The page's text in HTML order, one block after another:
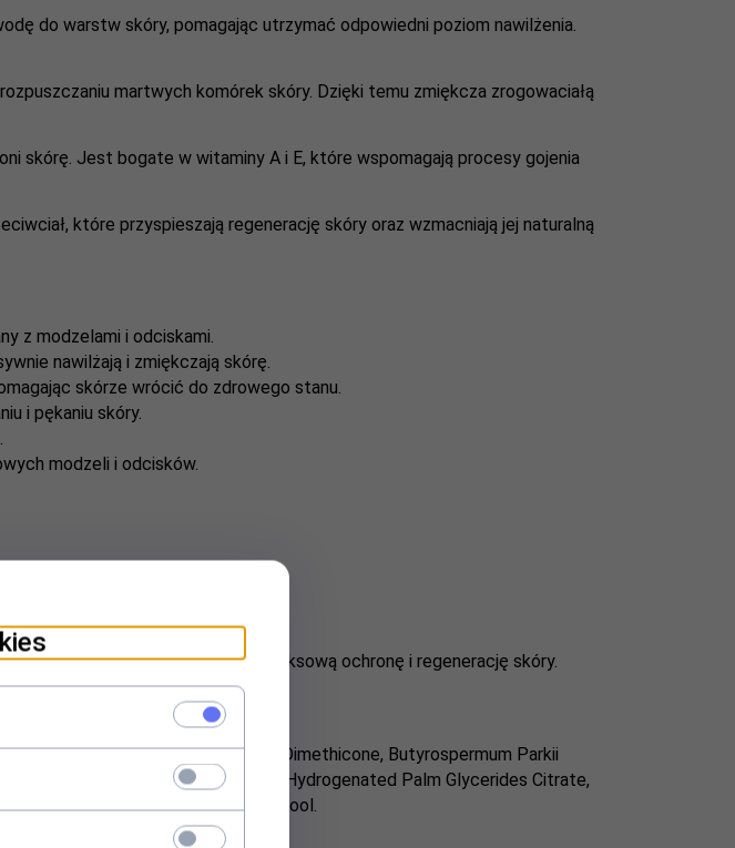
do warstw skóry, pomagając utrzymać odpowiedni poziom nawilżenia.
martwych komórek skóry. Dzięki temu zmiękcza zrogowaciałą
skórę. Jest bogate w witaminy A i E, które wspomagają procesy gojenia
które przyspieszają regenerację skóry oraz wzmacniają jej naturalną
z modzelami i odciskami.
nawilżają i zmiękczają skórę.
skórze wrócić do zdrowego stanu.
i pękaniu skóry.
modzeli i odcisków.
stóp, zapewniający kompleksową ochronę i regenerację skóry.
Extract, Glyceryl Stearate Citrate, Dimethicone, Butyrospermum Parkii
Crosspolymer, Xanthan Gum, Hydrogenated Palm Glycerides Citrate,
EDTA, Parfum (Fragrance), Linalool.